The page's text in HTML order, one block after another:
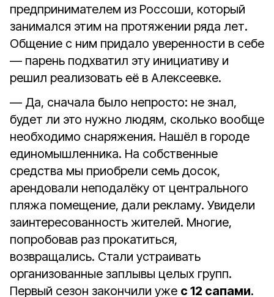
предпринимателем из Россоши, который
занимался этим на протяжении ряда лет.
Общение с ним придало уверенности в себе
— парень подхватил эту инициативу и
решил реализовать её в Алексеевке.
— Да, сначала было непросто: не знал,
будет ли это нужно людям, сколько вообще
необходимо снаряжения. Нашёл в городе
единомышленника. На собственные
средства мы приобрели семь досок,
арендовали неподалёку от центрального
пляжа помещение, дали рекламу. Увидели
заинтересованность жителей. Многие,
попробовав раз прокатиться,
возвращались. Стали устраивать
организованные заплывы целых групп.
Первый сезон закончили уже с 12 сапами.